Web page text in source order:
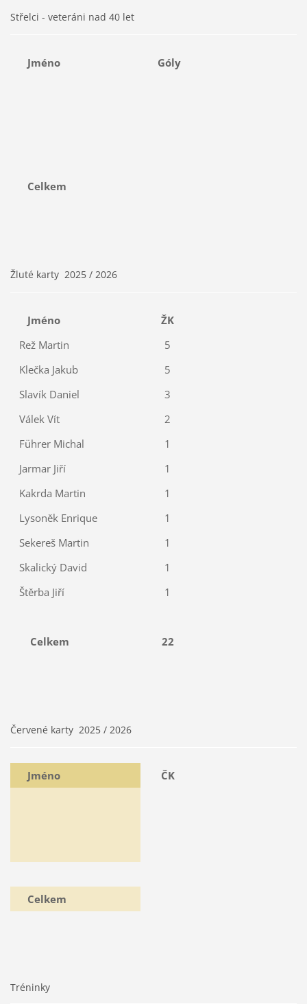
Střelci - veteráni nad 40 let
Jméno Góly
Celkem
Žluté karty 2025 / 2026
Jméno
ŽK
Rež Martin
5
Klečka Jakub
5
Slavík Daniel
3
Válek Vít
2
Führer Michal
1
Jarmar Jiří
1
Kakrda Martin
1
Lysoněk Enrique
1
Sekereš Martin
1
Skalický David
1
Štěrba Jiří
1
Celkem 22
Červené karty 2025 / 2026
Jméno ČK
Celkem
Tréninky